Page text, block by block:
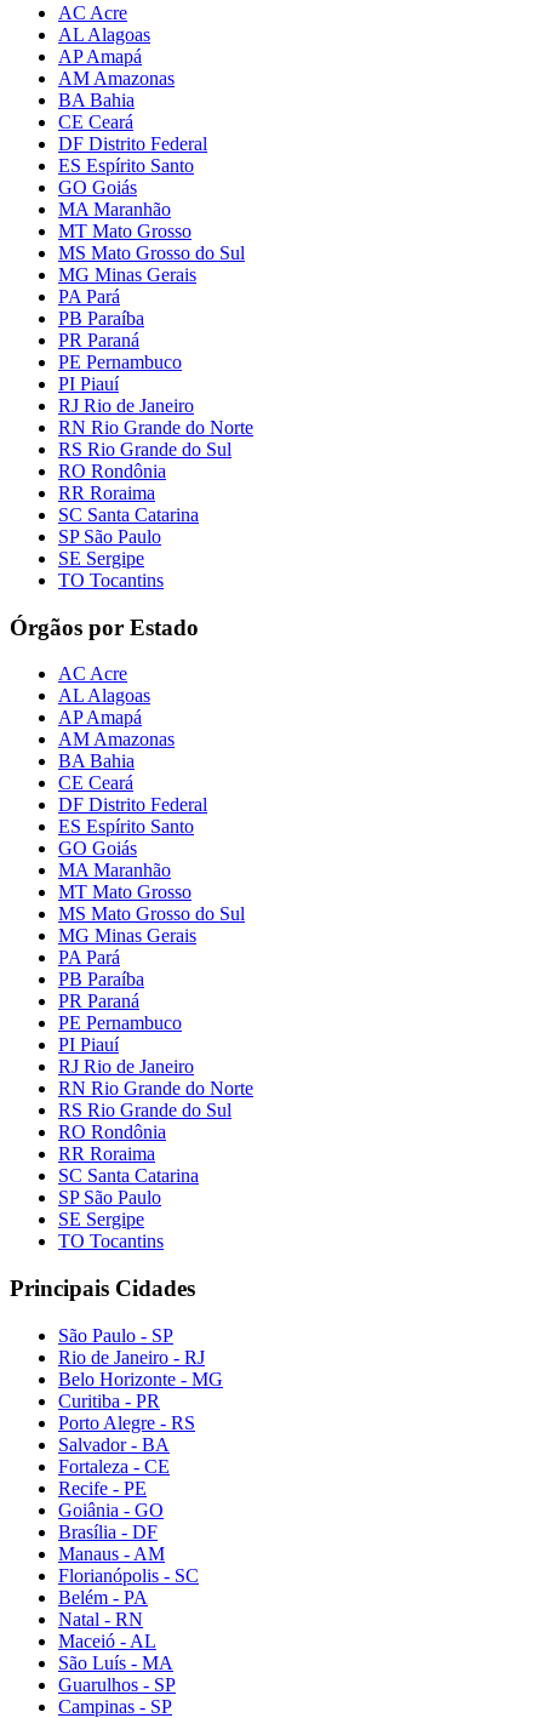
AC Acre
AL Alagoas
AP Amapá
AM Amazonas
BA Bahia
CE Ceará
DF Distrito Federal
ES Espírito Santo
GO Goiás
MA Maranhão
MT Mato Grosso
MS Mato Grosso do Sul
MG Minas Gerais
PA Pará
PB Paraíba
PR Paraná
PE Pernambuco
PI Piauí
RJ Rio de Janeiro
RN Rio Grande do Norte
RS Rio Grande do Sul
RO Rondônia
RR Roraima
SC Santa Catarina
SP São Paulo
SE Sergipe
TO Tocantins
Órgãos por Estado
AC Acre
AL Alagoas
AP Amapá
AM Amazonas
BA Bahia
CE Ceará
DF Distrito Federal
ES Espírito Santo
GO Goiás
MA Maranhão
MT Mato Grosso
MS Mato Grosso do Sul
MG Minas Gerais
PA Pará
PB Paraíba
PR Paraná
PE Pernambuco
PI Piauí
RJ Rio de Janeiro
RN Rio Grande do Norte
RS Rio Grande do Sul
RO Rondônia
RR Roraima
SC Santa Catarina
SP São Paulo
SE Sergipe
TO Tocantins
Principais Cidades
São Paulo - SP
Rio de Janeiro - RJ
Belo Horizonte - MG
Curitiba - PR
Porto Alegre - RS
Salvador - BA
Fortaleza - CE
Recife - PE
Goiânia - GO
Brasília - DF
Manaus - AM
Florianópolis - SC
Belém - PA
Natal - RN
Maceió - AL
São Luís - MA
Guarulhos - SP
Campinas - SP